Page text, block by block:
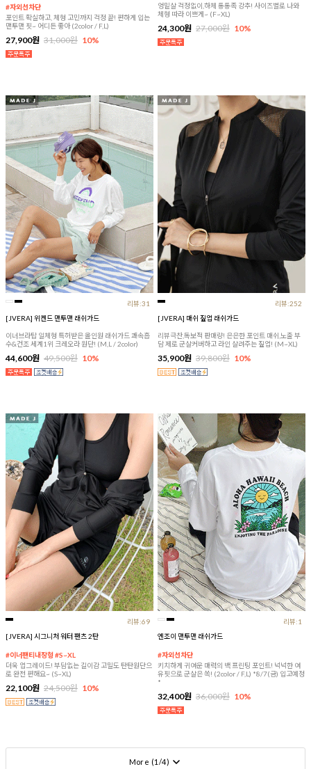
#자외선차단
포인트 확실하고, 체형 고민까지 걱정 끝! 편하게 입는
맨투맨 핏~ 어디든 좋아 (2color / F,L)
27,900원 31,000원 10%
엉밑살 걱정없이,하체 통통족 강추! 사이즈별로 나와
체형 따라 이쁘게~ (F~XL)
24,300원 27,000원 10%
리뷰:31
[JVERA] 위켄드 맨투맨 래쉬가드
이너브라탑 일체형 특허받은 올인원 래쉬가드 쾌속흡
수&건조 세계1위 크레오라 원단! (M,L / 2color)
44,600원 49,500원 10%
리뷰:252
[JVERA] 매쉬 짚업 래쉬가드
리뷰극찬,독보적 판매량! 은은한 포인트 매쉬,노출 부
담 제로 군살커버하고 라인 살려주는 짚업! (M~XL)
35,900원 39,800원 10%
리뷰:69
[JVERA] 시그니처 워터 팬츠 2탄
#이너팬티내장형 #S~XL
더욱 업그레이드! 부담없는 길이감 고밀도 탄탄원단으
로 완전 편해요~ (S~XL)
22,100원 24,500원 10%
리뷰:1
엔조이 맨투맨 래쉬가드
#자외선차단
키치하게 귀여운 매력의 백 프린팅 포인트! 넉넉한 여
유핏으로 군살은 쏙! (2color / F,L) *8/7(금) 입고예정
*
32,400원 36,000원 10%
More (1 /4)